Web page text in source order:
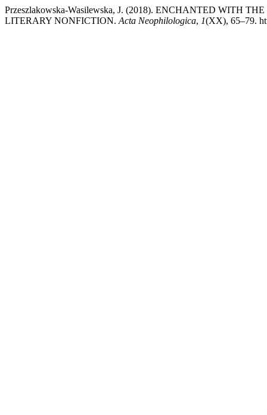
Przeszlakowska-Wasilewska, J. (2018). ENCHANTED WITH
LITERARY NONFICTION. Acta Neophilologica, 1(XX), 65–79.